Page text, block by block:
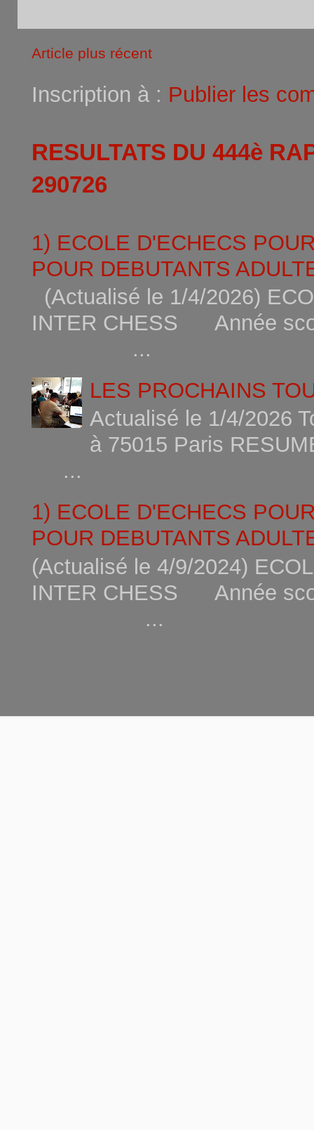
Article plus récent
Inscription à : Publier les
RESULTATS DU 444è
290726
1) ECOLE D'ECHECS
POUR DEBUTANTS
(Actualisé le 1/4/2026)
INTER CHESS Année
...
LES PROCHAINS
Actualisé le 1/4/2026
à 75015
...
1) ECOLE D'ECHECS
POUR DEBUTANTS
(Actualisé le 4/9/2024)
INTER CHESS Année
...